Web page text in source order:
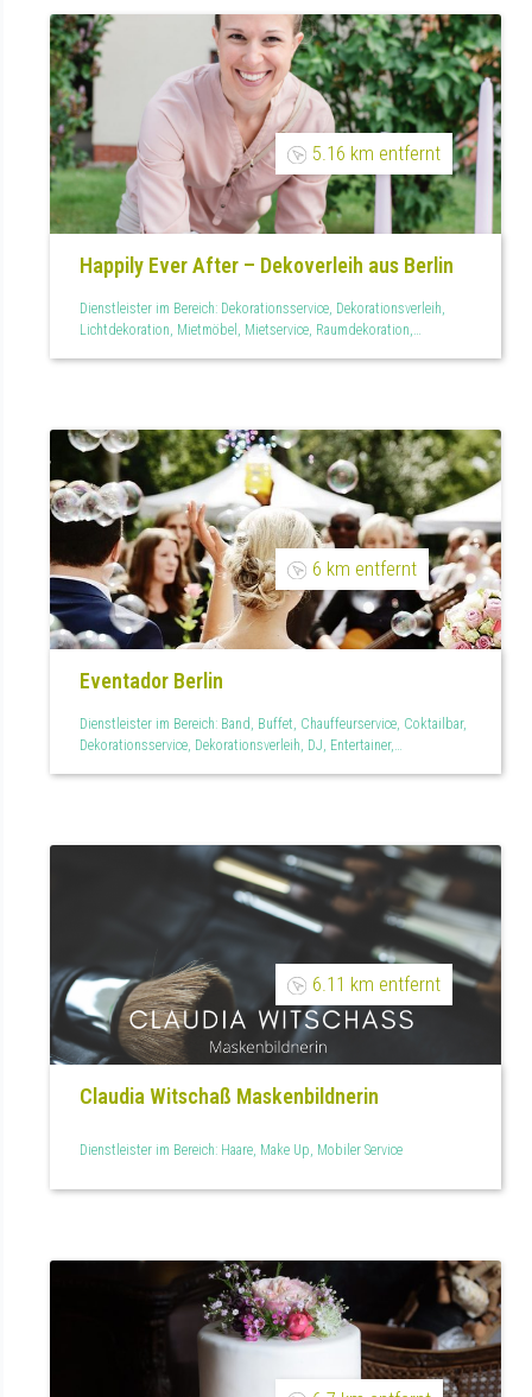
5.16 km entfernt
Happily Ever After – Dekoverleih aus Berlin
Dienstleister im Bereich: Dekorationsservice, Dekorationsverleih,
Lichtdekoration, Mietmöbel, Mietservice, Raumdekoration,
6 km entfernt
Eventador Berlin
Dienstleister im Bereich: Band, Buffet, Chauffeurservice, Coktailbar,
Dekorationsservice, Dekorationsverleih, DJ, Entertainer,
Kinderbespaßung, Lichtdekoration, Limousinenservice, Menükarten,
Mietmöbel, Mietservice, Outdoor, Outdoor und Garten,
Paarshootings, Partyraum, Personal, Personalisiertes,
Raumdekoration, Restaurant, Sängerin, Showact, Süßes, Teilplanung,
Tischdekoration, Tischkarten, Trauredner, Wedding Planner
6.11 km entfernt
Claudia Witschaß Maskenbildnerin
Dienstleister im Bereich: Haare, Make Up, Mobiler Service